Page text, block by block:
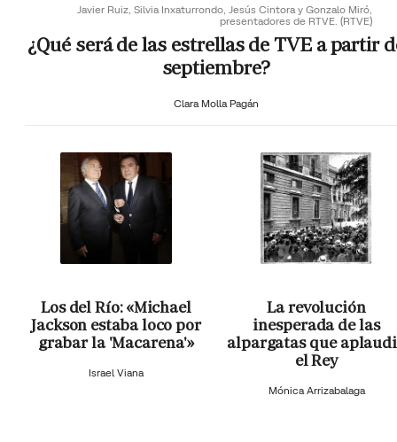
Javier Ruiz, Silvia Inxaturrondo, Jesús Cintora y Gonzalo Miró,
presentadores de RTVE. (RTVE)
¿Qué será de las estrellas de TVE a partir
septiembre?
Clara Molla Pagán
Los del Río: «Michael
Jackson estaba loco por
grabar la 'Macarena'»
Israel Viana
La revolución
inesperada de las
alpargatas que
el Rey
Mónica Arrizabalaga